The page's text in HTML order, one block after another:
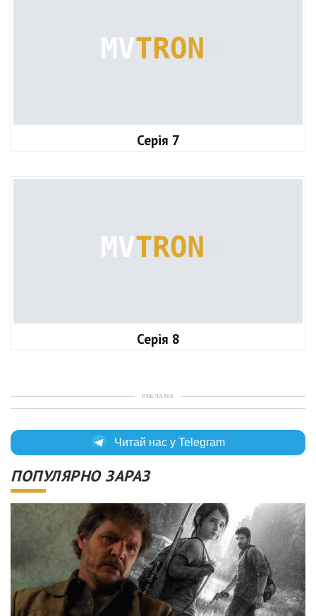
Серія 7
Серія 8
РЕКЛАМА
Читай нас у Telegram
ПОПУЛЯРНО ЗАРАЗ